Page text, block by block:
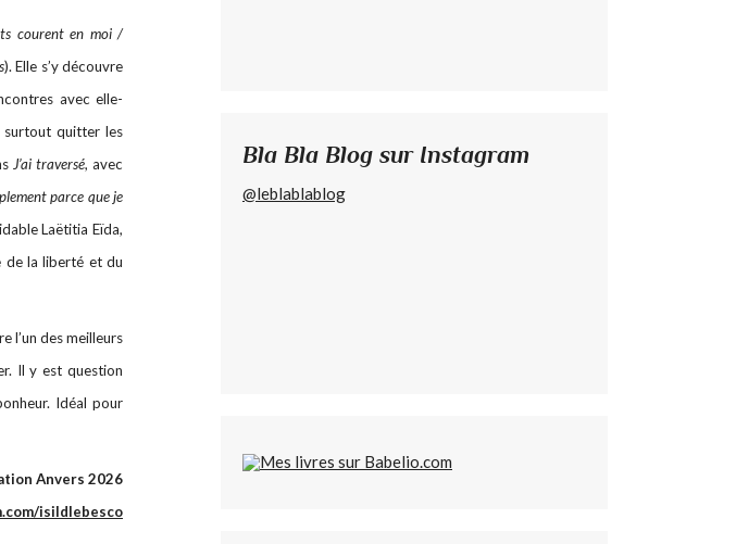
courent en moi /
). Elle s’y découvre
avec elle-
surtout quitter les
J’ai traversé, avec
parce que je
Laëtitia Eïda,
de la liberté et du
l’un des meilleurs
Il y est question
Idéal pour
Anvers 2026
isildlebesco
Bla Bla Blog sur Instagram
@leblablablog